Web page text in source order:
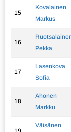
15
Kovalainen
Markus
16
Pekka
17
Lasenkova
Sofia
18
Ahonen
Markku
Väisänen